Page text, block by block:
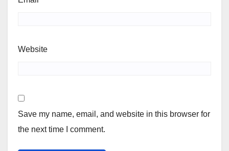
Website
Save my name, email, and website in this browser for
the next time I comment.